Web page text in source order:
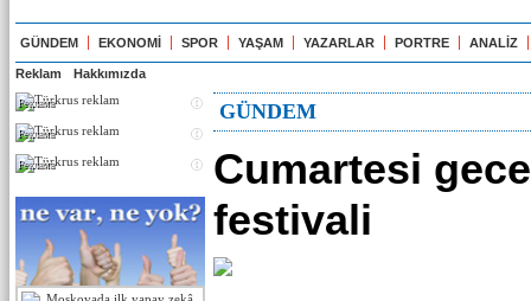
GÜNDEM EKONOMİ SPOR YAŞAM YAZARLAR PORTRE ANALİZ
Reklam Hakkımızda
Реклама
Реклама
Реклама
GÜNDEM
Cumartesi
festivali